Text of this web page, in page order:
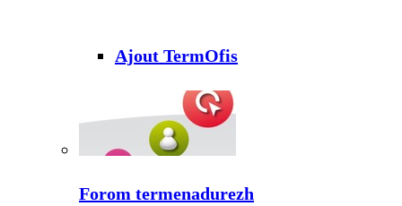
Ajout TermOfis
Forom termenadurezh